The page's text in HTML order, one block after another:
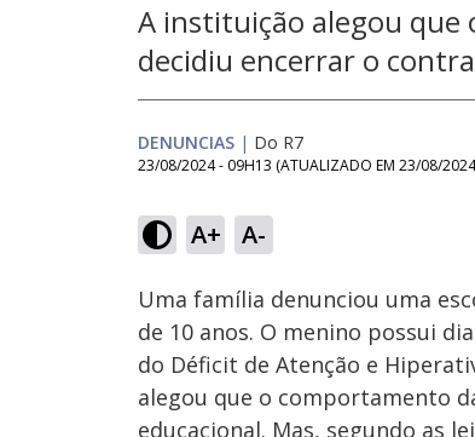
A instituição alegou que
decidiu encerrar o
DENUNCIAS | Do R7
23/08/2024 - 09H13 (ATUALIZADO EM 23/08/
A+ A-
Ativar
Som
17.25%
Uma família denunciou uma
de 10 anos. O menino possui
do Déficit de Atenção e
alegou que o comportamento
educacional. Mas, segundo as